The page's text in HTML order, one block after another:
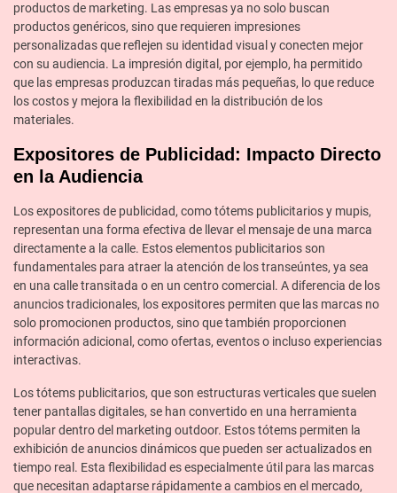
productos de marketing. Las empresas ya no solo buscan
productos genéricos, sino que requieren impresiones
personalizadas que reflejen su identidad visual y conecten mejor
con su audiencia. La impresión digital, por ejemplo, ha permitido
que las empresas produzcan tiradas más pequeñas, lo que reduce
los costos y mejora la flexibilidad en la distribución de los
materiales.
Expositores de Publicidad: Impacto Directo
en la Audiencia
Los expositores de publicidad, como tótems publicitarios y mupis,
representan una forma efectiva de llevar el mensaje de una marca
directamente a la calle. Estos elementos publicitarios son
fundamentales para atraer la atención de los transeúntes, ya sea
en una calle transitada o en un centro comercial. A diferencia de los
anuncios tradicionales, los expositores permiten que las marcas no
solo promocionen productos, sino que también proporcionen
información adicional, como ofertas, eventos o incluso experiencias
interactivas.
Los tótems publicitarios, que son estructuras verticales que suelen
tener pantallas digitales, se han convertido en una herramienta
popular dentro del marketing outdoor. Estos tótems permiten la
exhibición de anuncios dinámicos que pueden ser actualizados en
tiempo real. Esta flexibilidad es especialmente útil para las marcas
que necesitan adaptarse rápidamente a cambios en el mercado,